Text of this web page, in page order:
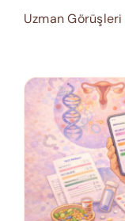
Uzman Görüşleri